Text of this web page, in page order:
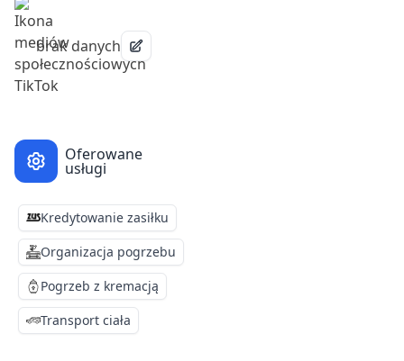
brak danych
Oferowane
usługi
Kredytowanie zasiłku
Organizacja pogrzebu
Pogrzeb z kremacją
Transport ciała